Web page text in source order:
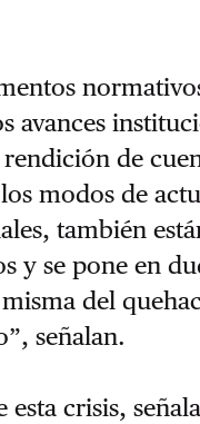
avances
rendición de
modos de
también
y se pone en
del
señalan.
esta crisis,